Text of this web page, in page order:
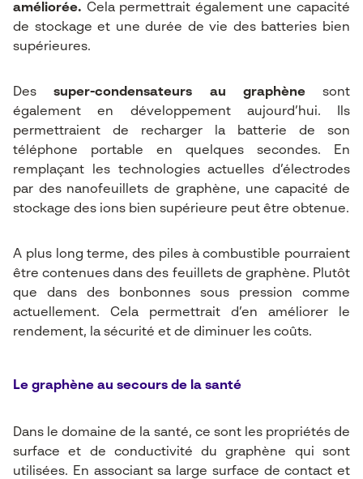
améliorée. Cela permettrait également une capacité
de stockage et une durée de vie des batteries bien
supérieures.
Des super-condensateurs au graphènesont
également en développement aujourd’hui. Ils
permettraient de recharger la batterie de son
téléphone portable en quelques secondes. En
remplaçant les technologies actuelles d’électrodes
par des nanofeuillets de graphène, une capacité de
stockage des ions bien supérieure peut être obtenue.
A plus long terme, des piles à combustible pourraient
être contenues dans des feuillets de graphène. Plutôt
que dans des bonbonnes sous pression comme
actuellement. Cela permettrait d’en améliorer le
rendement, la sécurité et de diminuer les coûts.
Le graphène au secours de la santé
Dans le domaine de la santé, ce sont les propriétés de
surface et de conductivité du graphène qui sont
utilisées. En associant sa large surface de contact et